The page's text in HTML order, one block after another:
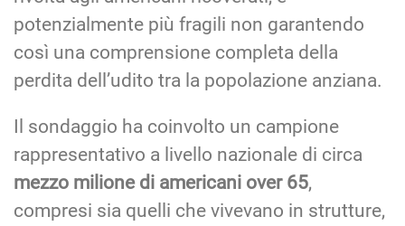
potenzialmente più fragili non garantendo
così una comprensione completa della
perdita dell’udito tra la popolazione anziana.
Il sondaggio ha coinvolto un campione
rappresentativo a livello nazionale di circa
mezzo milione di americani over 65,
compresi sia quelli che vivevano in strutture,